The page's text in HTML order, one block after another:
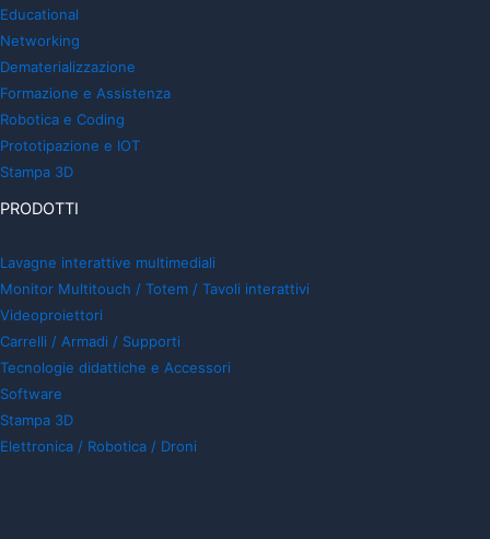
Educational
Networking
Dematerializzazione
Formazione e Assistenza
Robotica e Coding
Prototipazione e IOT
Stampa 3D
PRODOTTI
Lavagne interattive multimediali
Monitor Multitouch / Totem / Tavoli interattivi
Videoproiettori
Carrelli / Armadi / Supporti
Tecnologie didattiche e Accessori
Software
Stampa 3D
Elettronica / Robotica / Droni